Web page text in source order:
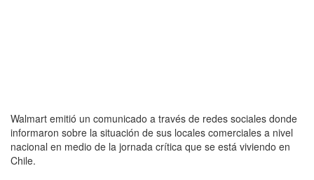
Walmart emitió un comunicado a través de redes sociales donde
informaron sobre la situación de sus locales comerciales a nivel
nacional en medio de la jornada crítica que se está viviendo en
Chile.